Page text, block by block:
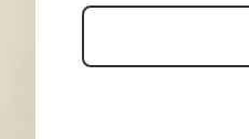
botanischem-